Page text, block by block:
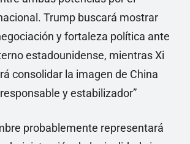
Trump buscará mostrar
y fortaleza política ante
estadounidense, mientras Xi
consolidar la imagen de China
y estabilizador”
probablemente representará